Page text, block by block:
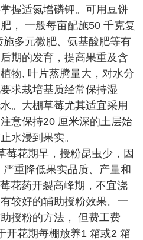
握适氮增磷钾。可用豆饼
， 一般每亩配施50 千克复
多元微肥、氨基酸肥等有
期的发育，提高果重及含
物, 叶片蒸腾量大，对水分
求栽培基质经常保持湿
。大棚草莓尤其适宜采用
意保持20 厘米深的土层始
水浸到果实。
莓花期早，授粉昆虫少，因
重降低果实品质、产量和
花药开裂高峰期，不宜浇
较好的辅助授粉效果。一
授粉的方法， 但费工费
开花期每棚放养1 箱或2 箱